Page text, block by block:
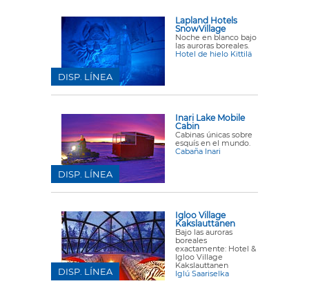
Lapland Hotels
SnowVillage
Noche en blanco bajo
las auroras boreales.
Hotel de hielo Kittilä
DISP. LÍNEA
Inari Lake Mobile
Cabin
Cabinas únicas sobre
esquís en el mundo.
Cabaña Inari
DISP. LÍNEA
Igloo Village
Kakslauttanen
Bajo las auroras
boreales
exactamente: Hotel &
Igloo Village
Kakslauttanen
Iglú Saariselka
DISP. LÍNEA